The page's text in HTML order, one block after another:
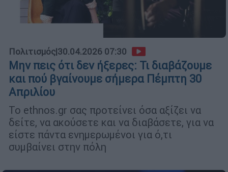
Πολιτισμός|30.04.2026 07:30
Μην πεις ότι δεν ήξερες: Τι διαβάζουμε
και πού βγαίνουμε σήμερα Πέμπτη 30
Απριλίου
Το ethnos.gr σας προτείνει όσα αξίζει να
δείτε, να ακούσετε και να διαβάσετε, για να
είστε πάντα ενημερωμένοι για ό,τι
συμβαίνει στην πόλη